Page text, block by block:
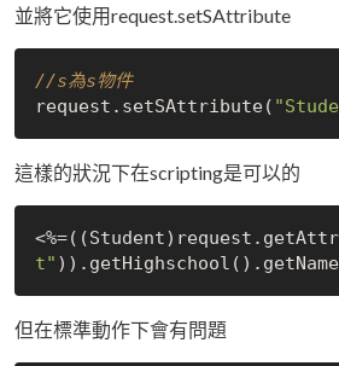
並將它使用request.setSAttribute
//s為s物件
request.setSAttribute(
這樣的狀況下在scripting是可以的
<%=((Student)request.get
t" ) ).getHighschool() .get
但在標準動作下會有問題